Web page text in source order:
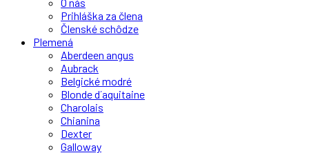
Prihláška za člena
Členské schôdze
Plemená
Aberdeen angus
Aubrack
Belgické modré
Blonde d´aquitaine
Charolais
Chianina
Dexter
Galloway